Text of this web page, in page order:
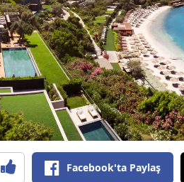
Facebook'ta Paylaş